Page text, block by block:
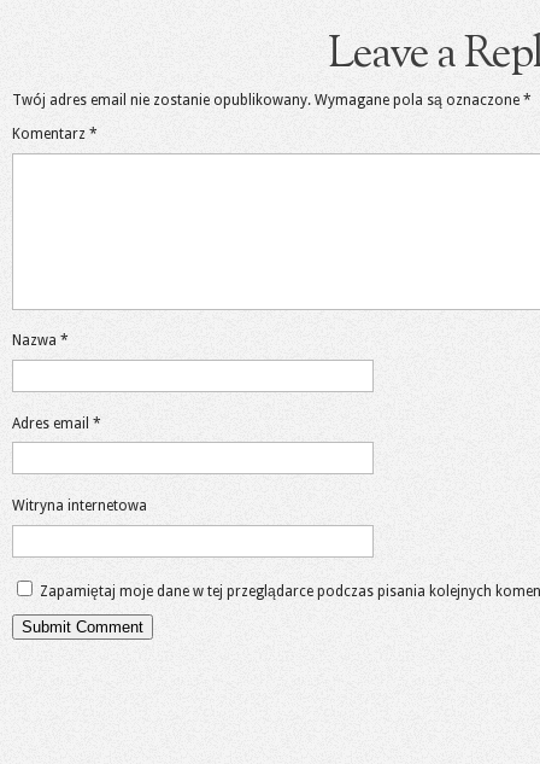
Leave a
Twój adres email nie zostanie opublikowany. Wymagane pola są oznaczone *
Komentarz *
Nazwa *
Adres email *
Witryna internetowa
Zapamiętaj moje dane w tej przeglądarce podczas pisania kolejnych